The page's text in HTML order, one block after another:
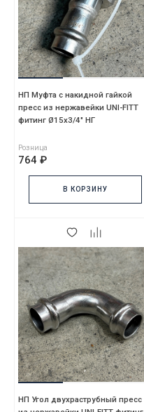
НП Муфта с накидной гайкой
пресс из нержавейки UNI-FITT
фитинг Ø15x3/4" НГ
Розница
764 ₽
В КОРЗИНУ
НП Угол двухраструбный пресс